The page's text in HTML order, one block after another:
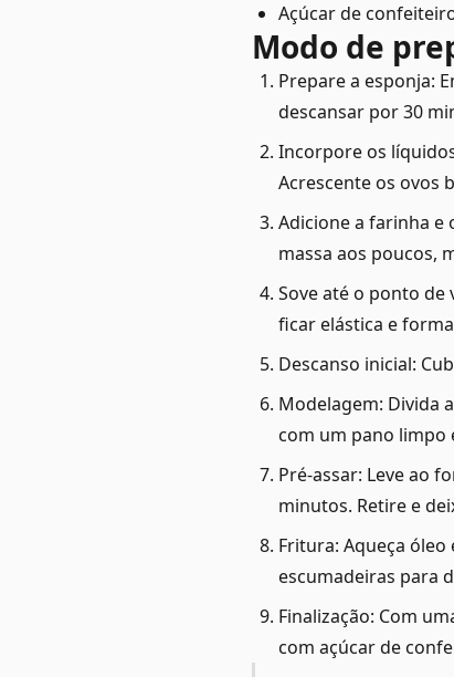
Açúcar de
Modo de
Prepare a esponja:
descansar por 30
Incorpore os
Acrescente os ovos
Adicione a farinha e
massa aos poucos,
Sove até o ponto de
ficar elástica e
Descanso inicial:
Modelagem: Divida
com um pano limpo
Pré-assar: Leve ao
minutos. Retire e
Fritura: Aqueça
escumadeiras para
Finalização: Com
com açúcar de